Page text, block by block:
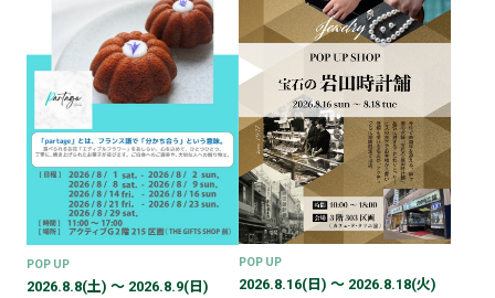
POP UP
2026.8.8(土) 〜 2026.8.9(日)
POP UP
2026.8.16(日) 〜 2026.8.18(火)